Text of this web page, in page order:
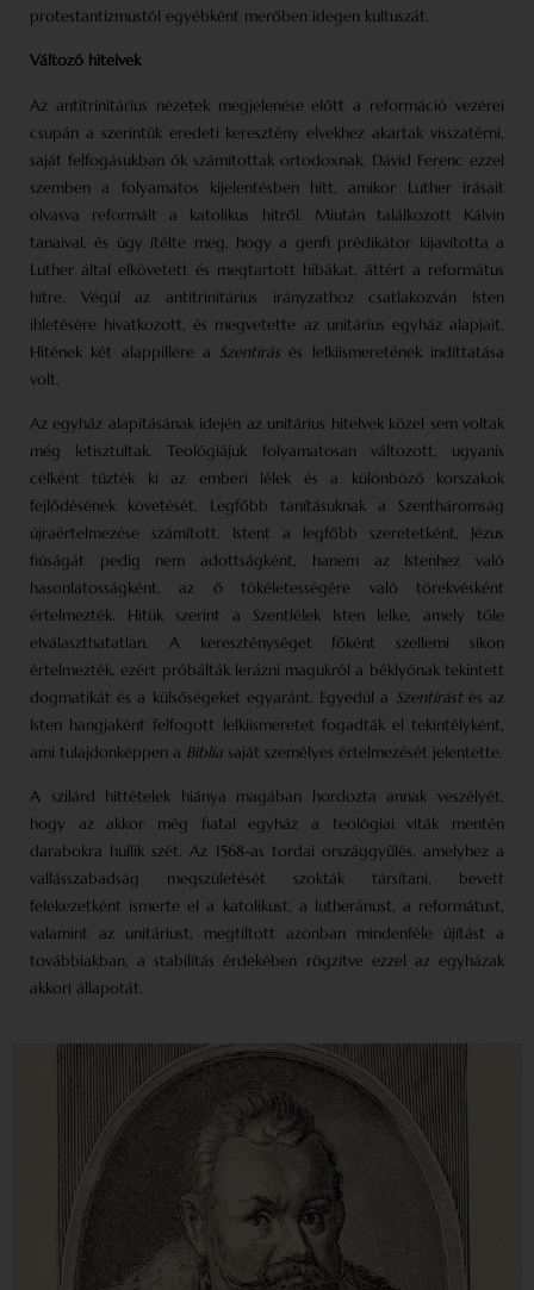
protestantizmustól egyébként merőben idegen kultuszát.
Változó hitelvek
Az antitrinitárius nézetek megjelenése előtt a reformáció vezérei
csupán a szerintük eredeti keresztény elvekhez akartak visszatérni,
saját felfogásukban ők számítottak ortodoxnak. Dávid Ferenc ezzel
szemben a folyamatos kijelentésben hitt, amikor Luther írásait
olvasva reformált a katolikus hitről. Miután találkozott Kálvin
tanaival, és úgy ítélte meg, hogy a genfi prédikátor kijavította a
Luther által elkövetett és megtartott hibákat, áttért a református
hitre. Végül az antitrinitárius irányzathoz csatlakozván Isten
ihletésére hivatkozott, és megvetette az unitárius egyház alapjait.
Hitének két alappillére a Szentírás és lelkiismeretének indíttatása
volt.
Az egyház alapításának idején az unitárius hitelvek közel sem voltak
még letisztultak. Teológiájuk folyamatosan változott, ugyanis
célként tűzték ki az emberi lélek és a különböző korszakok
fejlődésének követését. Legfőbb tanításuknak a Szentháromság
újraértelmezése számított. Istent a legfőbb szeretetként, Jézus
fiúságát pedig nem adottságként, hanem az Istenhez való
hasonlatosságként, az ő tökéletességére való törekvésként
értelmezték. Hitük szerint a Szentlélek Isten lelke, amely tőle
elválaszthatatlan. A kereszténységet főként szellemi síkon
értelmezték, ezért próbálták lerázni magukról a béklyónak tekintett
dogmatikát és a külsőségeket egyaránt. Egyedül a Szentírástés az
Isten hangjaként felfogott lelkiismeretet fogadták el tekintélyként,
ami tulajdonképpen a Biblia saját személyes értelmezését jelentette.
A szilárd hittételek hiánya magában hordozta annak veszélyét,
hogy az akkor még fiatal egyház a teológiai viták mentén
darabokra hullik szét. Az 1568-as tordai országgyűlés, amelyhez a
vallásszabadság megszületését szokták társítani, bevett
felekezetként ismerte el a katolikust, a lutheránust, a reformátust,
valamint az unitáriust, megtiltott azonban mindenféle újítást a
továbbiakban, a stabilitás érdekében rögzítve ezzel az egyházak
akkori állapotát.